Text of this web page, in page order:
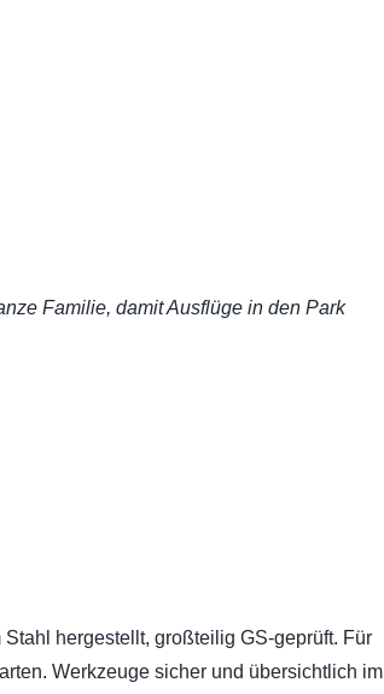
Familie, damit Ausflüge in den Park
hergestellt, großteilig GS-geprüft. Für
Werkzeuge sicher und übersichtlich im